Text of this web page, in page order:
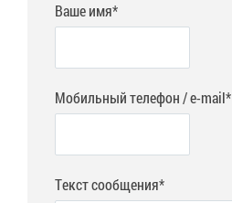
Ваше имя*
Мобильный телефон / e-mail*
Текст сообщения*